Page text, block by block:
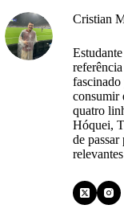
Cristian
fascinado
consumir
quatro
Hóquei,
de passar